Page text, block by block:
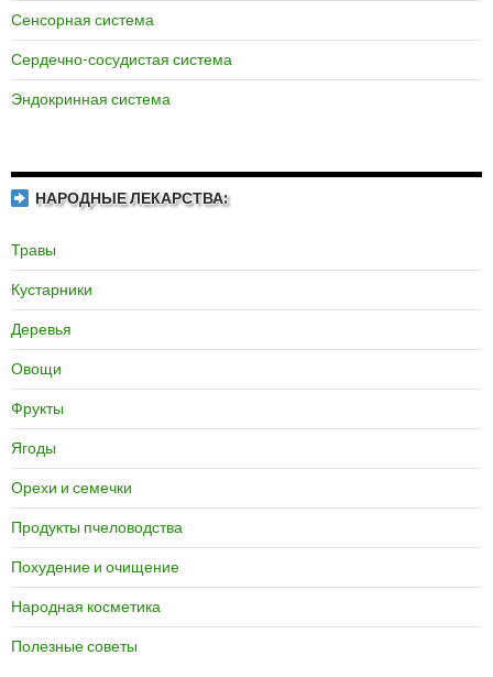
Сенсорная система
Сердечно-сосудистая система
Эндокринная система
НАРОДНЫЕ ЛЕКАРСТВА:
Травы
Кустарники
Деревья
Овощи
Фрукты
Ягоды
Орехи и семечки
Продукты пчеловодства
Похудение и очищение
Народная косметика
Полезные советы